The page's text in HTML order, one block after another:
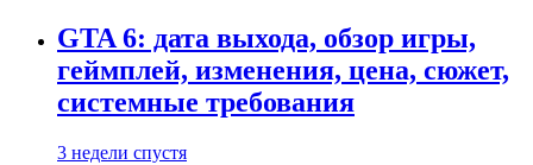
GTA 6: дата выхода, обзор игры,
геймплей, изменения, цена, сюжет,
системные требования
3 недели спустя